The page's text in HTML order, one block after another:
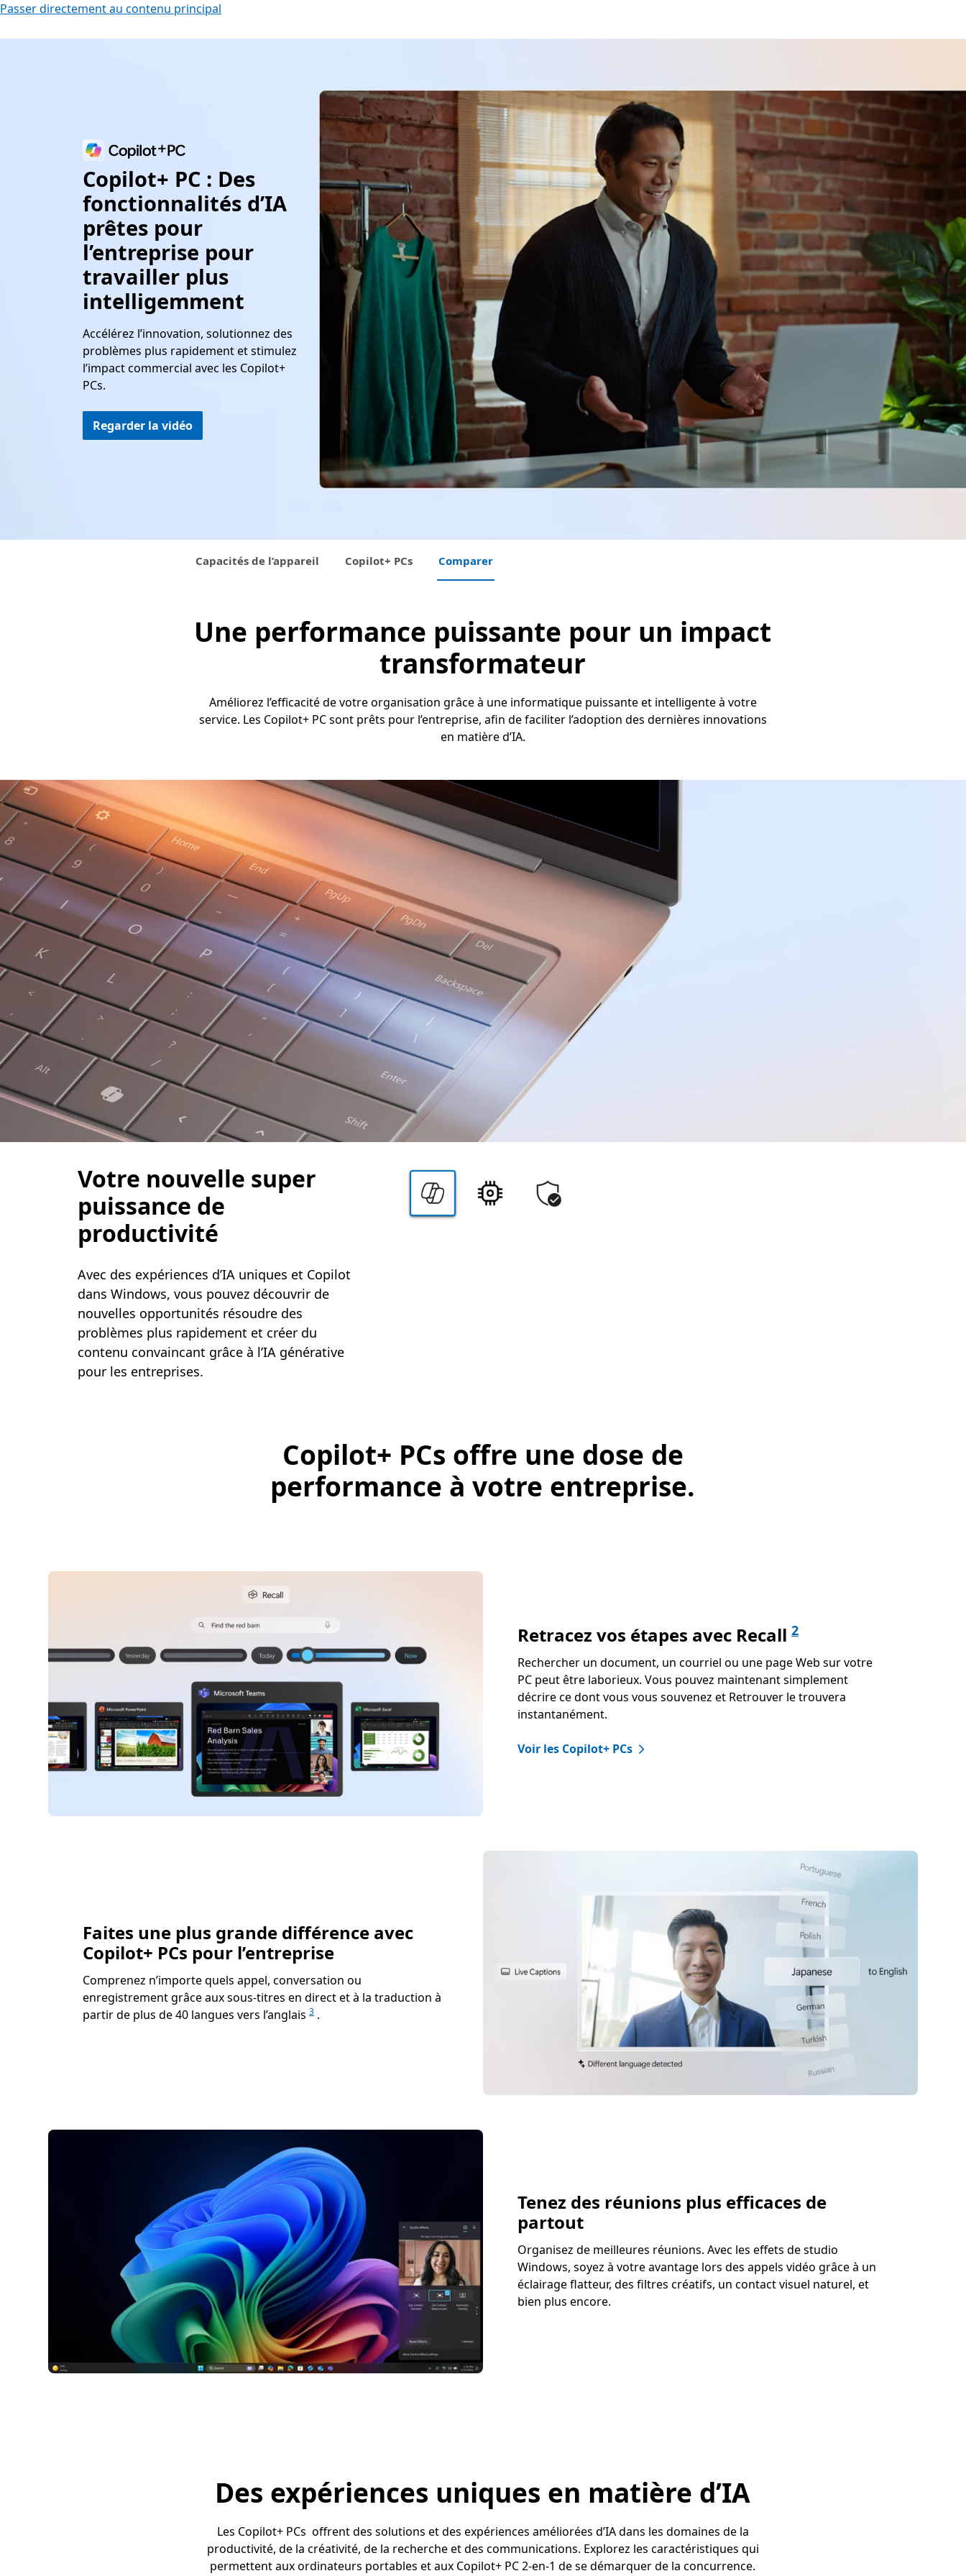
Passer directement au contenu principal
Copilot+ PC : Des
fonctionnalités d’IA
prêtes pour
l’entreprise pour
travailler plus
intelligemment
Accélérez l’innovation, solutionnez des
problèmes plus rapidement et stimulez
l’impact commercial avec les Copilot+
PCs.
Regarder la vidéo
Capacités de l’appareil Copilot+ PCs Comparer
Une performance puissante pour un impact
transformateur
Améliorez l’efficacité de votre organisation grâce à une informatique puissante et intelligente à votre
service. Les Copilot+ PC sont prêts pour l’entreprise, afin de faciliter l’adoption des dernières innovations
en matière d’IA.
Votre nouvelle super
puissance de
productivité
Avec des expériences d’IA uniques et Copilot
dans Windows, vous pouvez découvrir de
nouvelles opportunités résoudre des
problèmes plus rapidement et créer du
contenu convaincant grâce à l’IA générative
pour les entreprises.
Copilot+ PCs offre une dose de
performance à votre entreprise.
Retracez vos étapes avec Recall 2
Rechercher un document, un courriel ou une page Web sur votre
PC peut être laborieux. Vous pouvez maintenant simplement
décrire ce dont vous vous souvenez et Retrouver le trouvera
instantanément.
Voir les Copilot+ PCs
Faites une plus grande différence avec
Copilot+ PCs pour l’entreprise
Comprenez n’importe quels appel, conversation ou
enregistrement grâce aux sous-titres en direct et à la traduction à
partir de plus de 40 langues vers l’anglais3.
Tenez des réunions plus efficaces de
partout
Organisez de meilleures réunions. Avec les effets de studio
Windows, soyez à votre avantage lors des appels vidéo grâce à un
éclairage flatteur, des filtres créatifs, un contact visuel naturel, et
bien plus encore.
Des expériences uniques en matière d’IA
Les Copilot+ PCs offrent des solutions et des expériences améliorées d’IA dans les domaines de la
productivité, de la créativité, de la recherche et des communications. Explorez les caractéristiques qui
permettent aux ordinateurs portables et aux Copilot+ PC 2-en-1 de se démarquer de la concurrence.